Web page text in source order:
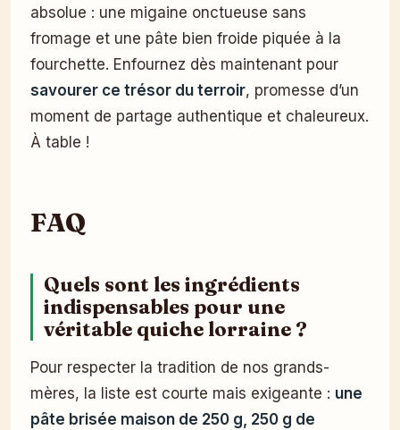
absolue : une migaine onctueuse sans
fromage et une pâte bien froide piquée à la
fourchette. Enfournez dès maintenant pour
savourer ce trésor du terroir, promesse d’un
moment de partage authentique et chaleureux.
À table !
FAQ
Quels sont les ingrédients
indispensables pour une
véritable quiche lorraine ?
Pour respecter la tradition de nos grands-
mères, la liste est courte mais exigeante : une
pâte brisée maison de 250 g, 250 g de